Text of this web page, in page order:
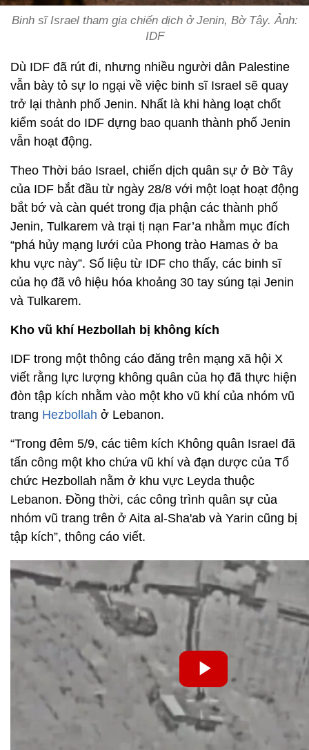
Binh sĩ Israel tham gia chiến dịch ở Jenin, Bờ Tây. Ảnh:
IDF
Dù IDF đã rút đi, nhưng nhiều người dân Palestine
vẫn bày tỏ sự lo ngại về việc binh sĩ Israel sẽ quay
trở lại thành phố Jenin. Nhất là khi hàng loạt chốt
kiểm soát do IDF dựng bao quanh thành phố Jenin
vẫn hoạt động.
Theo Thời báo Israel, chiến dịch quân sự ở Bờ Tây
của IDF bắt đầu từ ngày 28/8 với một loạt hoạt động
bắt bớ và càn quét trong địa phận các thành phố
Jenin, Tulkarem và trại tị nạn Far’a nhằm mục đích
“phá hủy mạng lưới của Phong trào Hamas ở ba
khu vực này”. Số liệu từ IDF cho thấy, các binh sĩ
của họ đã vô hiệu hóa khoảng 30 tay súng tại Jenin
và Tulkarem.
Kho vũ khí Hezbollah bị không kích
IDF trong một thông cáo đăng trên mạng xã hội X
viết rằng lực lượng không quân của họ đã thực hiện
đòn tập kích nhằm vào một kho vũ khí của nhóm vũ
trang Hezbollah ở Lebanon.
“Trong đêm 5/9, các tiêm kích Không quân Israel đã
tấn công một kho chứa vũ khí và đạn dược của Tổ
chức Hezbollah nằm ở khu vực Leyda thuộc
Lebanon. Đồng thời, các công trình quân sự của
nhóm vũ trang trên ở Aita al-Sha'ab và Yarin cũng bị
tập kích”, thông cáo viết.